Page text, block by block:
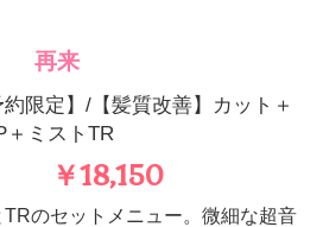
再来
約限定】/【髪質改善】カット＋
＋ミストTR
￥18,150
のセットメニュー。微細な超音